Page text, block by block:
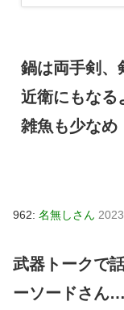
鍋は両手剣、
近衛にもなる
雑魚も少なめ
962: 名無しさん
武器トークで
ーソードさん